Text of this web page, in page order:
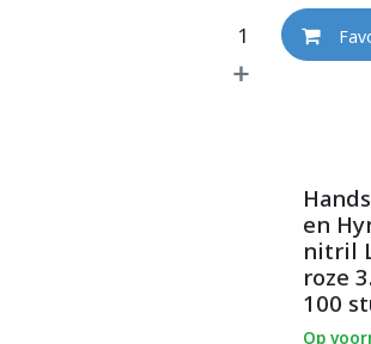
en
nitril
roze
100
Op